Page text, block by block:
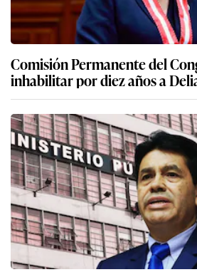
Comisión Permanente del
inhabilitar por diez años a